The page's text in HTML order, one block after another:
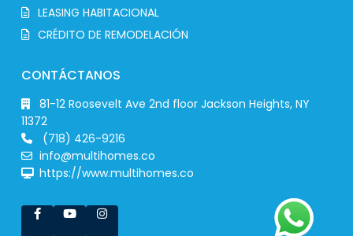
LEASING HABITACIONAL
CRÉDITO DE REMODELACIÓN
CONTÁCTANOS
81-12 Roosevelt Ave 2nd floor Jackson Heights, NY
11372
(718) 426-9216
info@multihomes.co
https://www.multihomes.co